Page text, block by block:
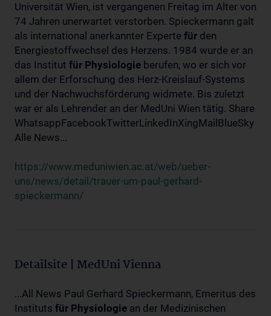
Universität Wien, ist vergangenen Freitag im Alter von
74 Jahren unerwartet verstorben. Spieckermann galt
als international anerkannter Experte für den
Energiestoffwechsel des Herzens. 1984 wurde er an
das Institut für Physiologie berufen, wo er sich vor
allem der Erforschung des Herz-Kreislauf-Systems
und der Nachwuchsförderung widmete. Bis zuletzt
war er als Lehrender an der MedUni Wien tätig. Share
WhatsappFacebookTwitterLinkedInXingMailBlueSky
Alle News...
https://www.meduniwien.ac.at/web/ueber-
uns/news/detail/trauer-um-paul-gerhard-
spieckermann/
Detailsite | MedUni Vienna
...All News Paul Gerhard Spieckermann, Emeritus des
Instituts für Physiologie an der Medizinischen